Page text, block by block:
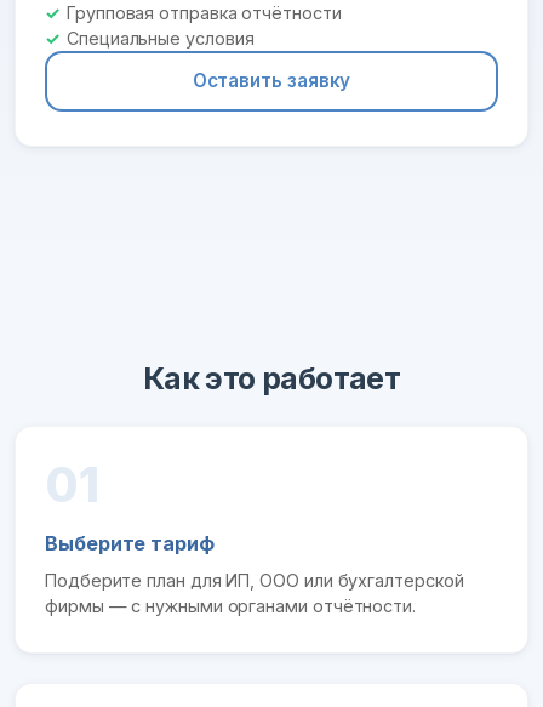
Групповая отправка отчётности
Специальные условия
Оставить заявку
Как это работает
01
Выберите тариф
Подберите план для ИП, ООО или бухгалтерской
фирмы — с нужными органами отчётности.